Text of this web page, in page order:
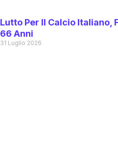
Lutto Per Il Calcio Italiano,
66 Anni
31 Luglio 2026